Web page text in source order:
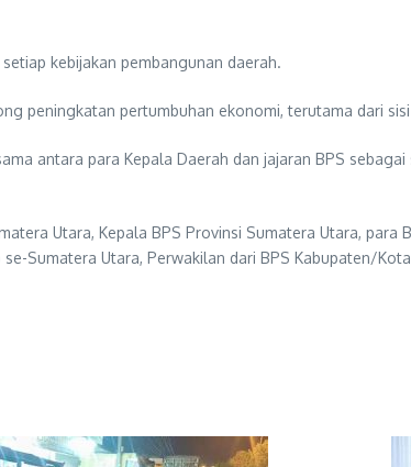
kebijakan pembangunan daerah.
peningkatan pertumbuhan ekonomi, terutama dari
antara para Kepala Daerah dan jajaran BPS
Utara, Kepala BPS Provinsi Sumatera Utara,
Sumatera Utara, Perwakilan dari BPS Kabupaten/